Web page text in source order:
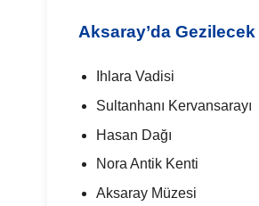
Aksaray’da
Ihlara Vadisi
Sultanhanı Kervansarayı
Hasan Dağı
Nora Antik Kenti
Aksaray Müzesi